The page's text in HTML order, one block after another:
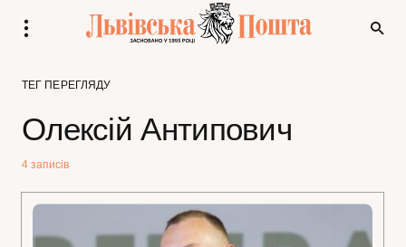
ТЕГ ПЕРЕГЛЯДУ
Олексій Антипович
4 записів